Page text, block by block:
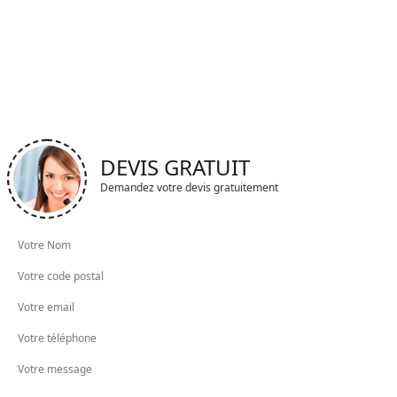
DEVIS GRATUIT
Demandez votre devis gratuitement